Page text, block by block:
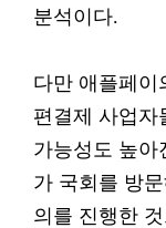
분석이다.
다만 애플페이
편결제 사업자
가능성도 높아
가 국회를 방
의를 진행한